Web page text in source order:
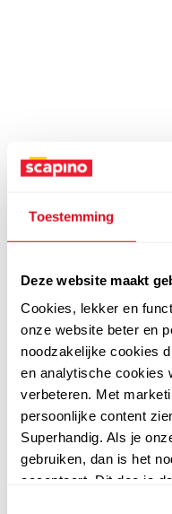
Toestemming
Deze website maakt
Cookies, lekker en
onze website beter en
noodzakelijke cookies
en analytische cookies
verbeteren. Met
persoonlijke content
Superhandig. Als je
gebruiken, dan is het
accepteert. Dit doe je